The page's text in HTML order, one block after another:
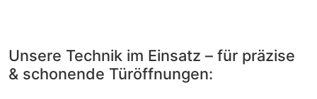
Unsere Technik im Einsatz – für präzise
& schonende Türöffnungen: